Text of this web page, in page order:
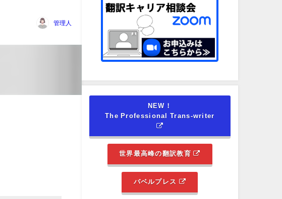
管理人
NEW！
The Professional Trans-writer
世界最高峰の翻訳教育
バベルプレス